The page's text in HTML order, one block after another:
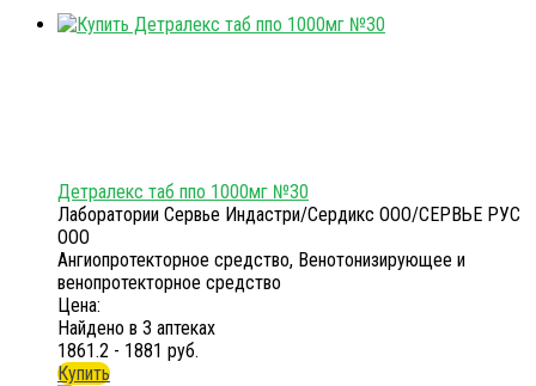
Детралекс таб ппо 1000мг №30
Лаборатории Сервье Индастри/Сердикс ООО/СЕРВЬЕ РУС
ООО
Ангиопротекторное средство, Венотонизирующее и
венопротекторное средство
Цена:
Найдено в 3 аптеках
1861.2 - 1881 руб.
Купить